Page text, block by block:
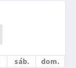
sáb.
dom.